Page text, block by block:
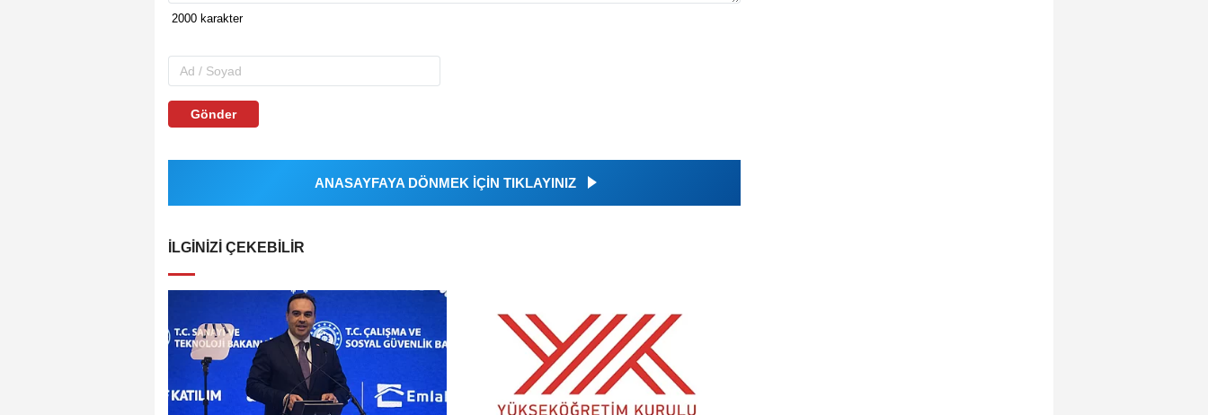
Gönder
ANASAYFAYA DÖNMEK İÇİN TIKLAYINIZ
İLGINIZI ÇEKEBILIR